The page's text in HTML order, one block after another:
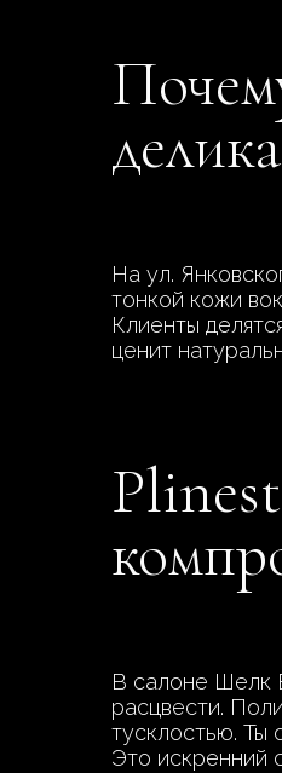
На ул.
тонкой кожи
Клиенты
ценит
В салоне Шелк
расцвести.
тусклостью. Ты
Это искренний